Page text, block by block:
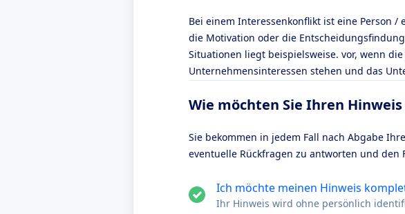
Bei einem Interessenkonflikt ist eine Person
die Motivation oder die
Situationen liegt beispielsweise. vor, wenn
Unternehmensinteressen stehen und das
Wie möchten Sie Ihren
Sie bekommen in jedem Fall nach Abgabe
eventuelle Rückfragen zu antworten und
Ich möchte meinen Hinweis
Ihr Hinweis wird ohne persönlich